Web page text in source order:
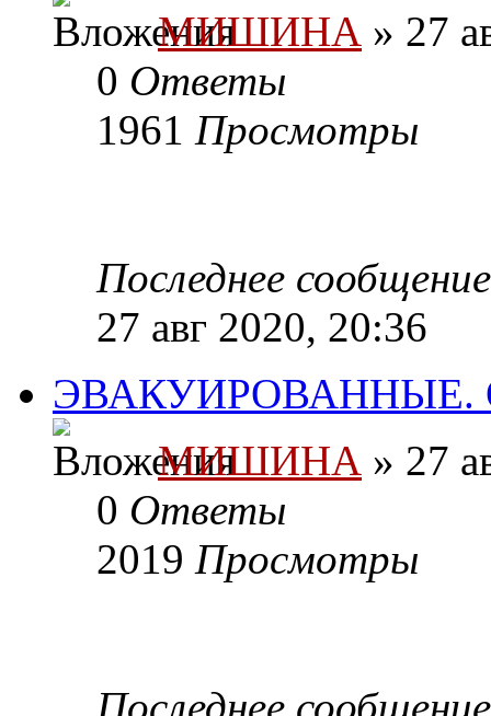
МИШИНА » 27
0 Ответы
1961 Просмотры
Последнее
27 авг 2020, 20:36
МИШИНА » 27
0 Ответы
2019 Просмотры